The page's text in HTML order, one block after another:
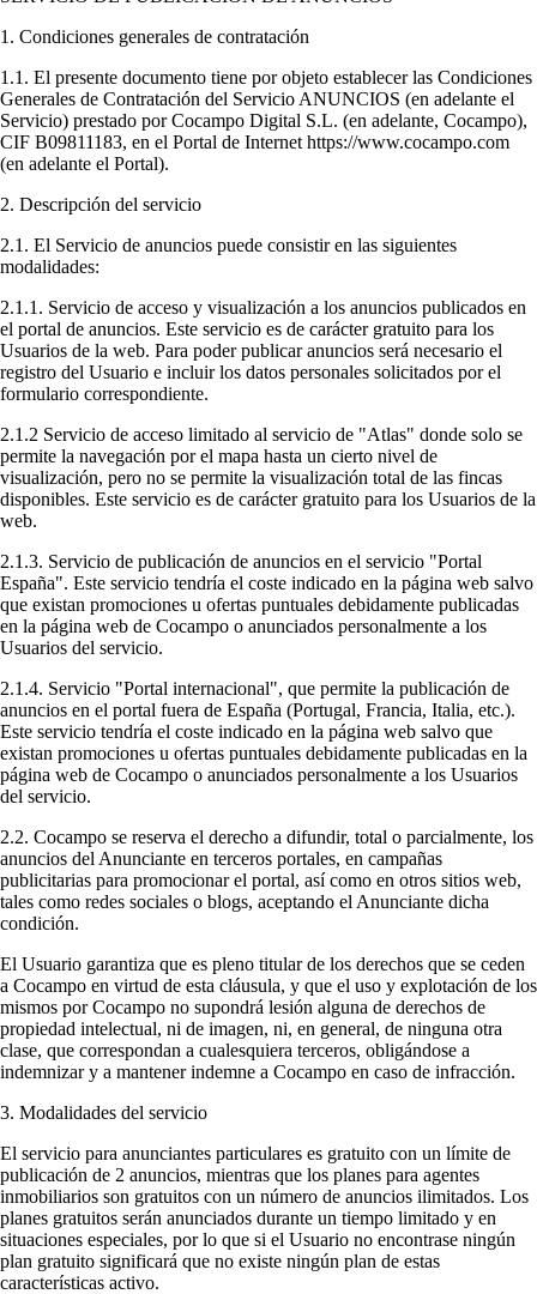
1. Condiciones generales de contratación
1.1. El presente documento tiene por objeto establecer las Condiciones
Generales de Contratación del Servicio ANUNCIOS (en adelante el
Servicio) prestado por Cocampo Digital S.L. (en adelante, Cocampo),
CIF B09811183, en el Portal de Internet https://www.cocampo.com
(en adelante el Portal).
2. Descripción del servicio
2.1. El Servicio de anuncios puede consistir en las siguientes
modalidades:
2.1.1. Servicio de acceso y visualización a los anuncios publicados en
el portal de anuncios. Este servicio es de carácter gratuito para los
Usuarios de la web. Para poder publicar anuncios será necesario el
registro del Usuario e incluir los datos personales solicitados por el
formulario correspondiente.
2.1.2 Servicio de acceso limitado al servicio de "Atlas" donde solo se
permite la navegación por el mapa hasta un cierto nivel de
visualización, pero no se permite la visualización total de las fincas
disponibles. Este servicio es de carácter gratuito para los Usuarios de la
web.
2.1.3. Servicio de publicación de anuncios en el servicio "Portal
España". Este servicio tendría el coste indicado en la página web salvo
que existan promociones u ofertas puntuales debidamente publicadas
en la página web de Cocampo o anunciados personalmente a los
Usuarios del servicio.
2.1.4. Servicio "Portal internacional", que permite la publicación de
anuncios en el portal fuera de España (Portugal, Francia, Italia, etc.).
Este servicio tendría el coste indicado en la página web salvo que
existan promociones u ofertas puntuales debidamente publicadas en la
página web de Cocampo o anunciados personalmente a los Usuarios
del servicio.
2.2. Cocampo se reserva el derecho a difundir, total o parcialmente, los
anuncios del Anunciante en terceros portales, en campañas
publicitarias para promocionar el portal, así como en otros sitios web,
tales como redes sociales o blogs, aceptando el Anunciante dicha
condición.
El Usuario garantiza que es pleno titular de los derechos que se ceden
a Cocampo en virtud de esta cláusula, y que el uso y explotación de los
mismos por Cocampo no supondrá lesión alguna de derechos de
propiedad intelectual, ni de imagen, ni, en general, de ninguna otra
clase, que correspondan a cualesquiera terceros, obligándose a
indemnizar y a mantener indemne a Cocampo en caso de infracción.
3. Modalidades del servicio
El servicio para anunciantes particulares es gratuito con un límite de
publicación de 2 anuncios, mientras que los planes para agentes
inmobiliarios son gratuitos con un número de anuncios ilimitados. Los
planes gratuitos serán anunciados durante un tiempo limitado y en
situaciones especiales, por lo que si el Usuario no encontrase ningún
plan gratuito significará que no existe ningún plan de estas
características activo.